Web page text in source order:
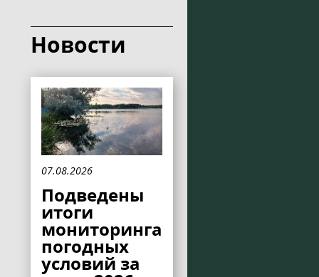
Новости
07.08.2026
Подведены
итоги
мониторинга
погодных
условий за